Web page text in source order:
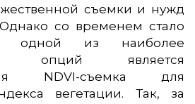
съемки и нужд
со временем стало
одной из наиболее
опций является
NDVI-съемка для
вегетации. Так, за